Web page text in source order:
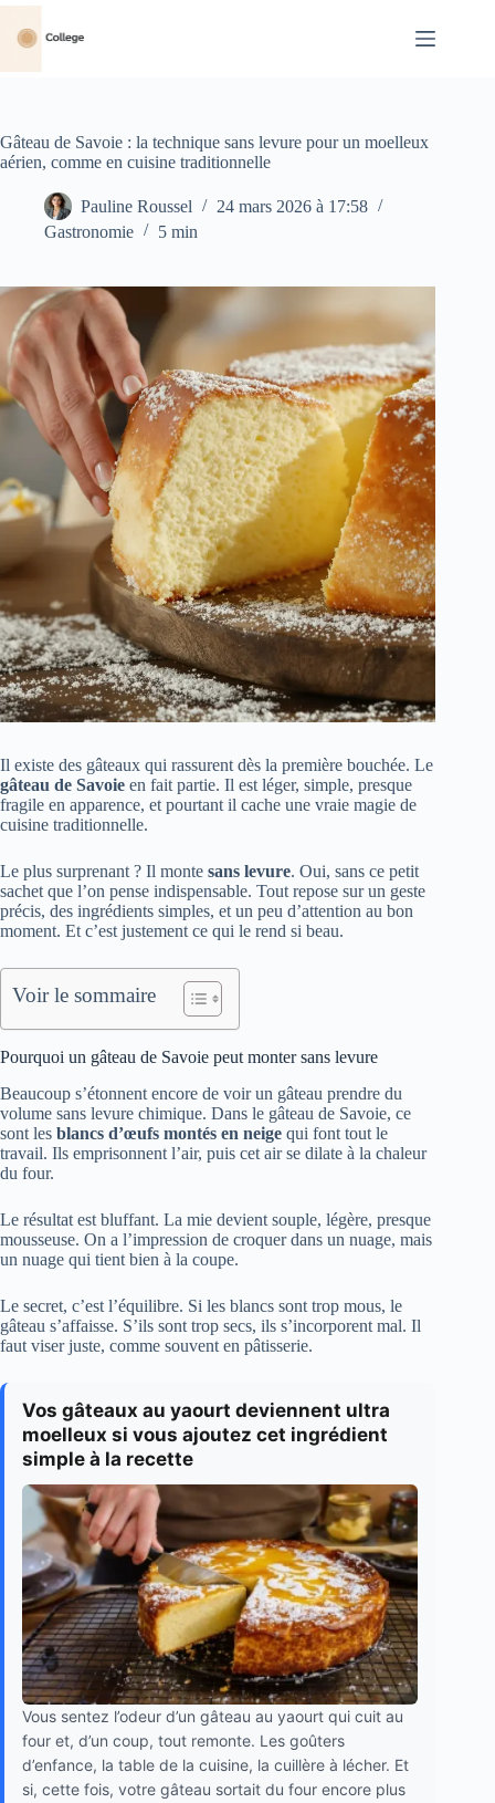
Passer
contenu
Gâteau de Savoie : la technique sans levure pour un moelleux
aérien, comme en cuisine traditionnelle
Pauline Roussel
24 mars 2026 à 17:58
Gastronomie
5 min
Il existe des gâteaux qui rassurent dès la première bouchée. Le
gâteau de Savoie en fait partie. Il est léger, simple, presque
fragile en apparence, et pourtant il cache une vraie magie de
cuisine traditionnelle.
Le plus surprenant ? Il monte sans levure. Oui, sans ce petit
sachet que l’on pense indispensable. Tout repose sur un geste
précis, des ingrédients simples, et un peu d’attention au bon
moment. Et c’est justement ce qui le rend si beau.
Voir le sommaire
Pourquoi un gâteau de Savoie peut monter sans levure
Beaucoup s’étonnent encore de voir un gâteau prendre du
volume sans levure chimique. Dans le gâteau de Savoie, ce
sont les blancs d’œufs montés en neige qui font tout le
travail. Ils emprisonnent l’air, puis cet air se dilate à la chaleur
du four.
Le résultat est bluffant. La mie devient souple, légère, presque
mousseuse. On a l’impression de croquer dans un nuage, mais
un nuage qui tient bien à la coupe.
Le secret, c’est l’équilibre. Si les blancs sont trop mous, le
gâteau s’affaisse. S’ils sont trop secs, ils s’incorporent mal. Il
faut viser juste, comme souvent en pâtisserie.
Vos gâteaux au yaourt deviennent ultra
moelleux si vous ajoutez cet ingrédient
simple à la recette
Vous sentez l’odeur d’un gâteau au yaourt qui cuit au
four et, d’un coup, tout remonte. Les goûters
d’enfance, la table de la cuisine, la cuillère à lécher. Et
si, cette fois, votre gâteau sortait du four encore plus